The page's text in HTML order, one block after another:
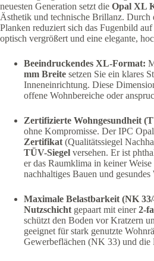
neuesten Generation setzt die Opal XL
Ästhetik und technische Brillanz. Durch
Planken reduziert sich das Fugenbild
optisch vergrößert und eine elegante,
Beeindruckendes XL-Format:
mm Breite setzen Sie ein klares
Inneneinrichtung. Diese
offene Wohnbereiche oder
Zertifizierte Wohngesundheit
ohne Kompromisse. Der IPC
Zertifikat(Qualitätssiegel
TÜV-Siegel versehen. Er ist
er das Raumklima in keiner
nachhaltiges Bauen und gesundes
Maximale Belastbarkeit (NK
Nutzschichtgepaart mit einer2-
schützt den Boden vor Kratzern
geeignet für stark genutzte
Gewerbeflächen (NK 33) und